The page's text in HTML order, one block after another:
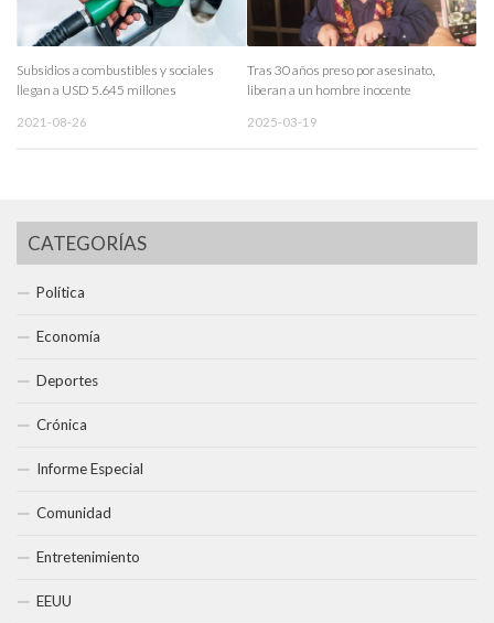
Subsidios a combustibles y sociales
llegan a USD 5.645 millones
2021-08-26
Tras 30 años preso por asesinato,
liberan a un hombre inocente
2025-03-19
CATEGORÍAS
Política
Economía
Deportes
Crónica
Informe Especial
Comunidad
Entretenimiento
EEUU